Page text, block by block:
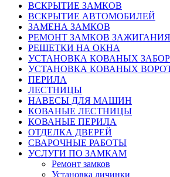
ВСКРЫТИЕ ЗАМКОВ
ВСКРЫТИЕ АВТОМОБИЛЕЙ
ЗАМЕНА ЗАМКОВ
РЕМОНТ ЗАМКОВ ЗАЖИГАНИЯ
РЕШЕТКИ НА ОКНА
УСТАНОВКА КОВАНЫХ
УСТАНОВКА КОВАНЫХ
ПЕРИЛА
ЛЕСТНИЦЫ
НАВЕСЫ ДЛЯ МАШИН
КОВАНЫЕ ЛЕСТНИЦЫ
КОВАНЫЕ ПЕРИЛА
ОТДЕЛКА ДВЕРЕЙ
СВАРОЧНЫЕ РАБОТЫ
УСЛУГИ ПО ЗАМКАМ
Ремонт замков
Установка личинки